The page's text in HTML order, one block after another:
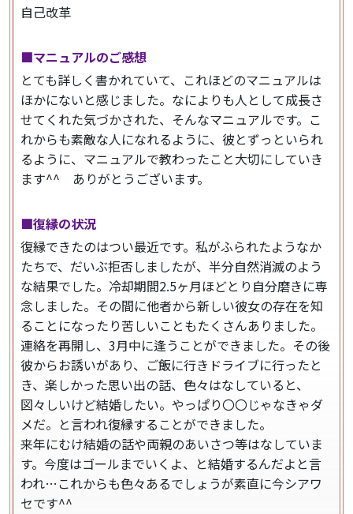
自己改革
■マニュアルのご感想
とても詳しく書かれていて、これほどのマニュアルは
ほかにないと感じました。なによりも人として成長さ
せてくれた気づかされた、そんなマニュアルです。こ
れからも素敵な人になれるように、彼とずっといられ
るように、マニュアルで教わったこと大切にしていき
ます^^ ありがとうございます。
■復縁の状況
復縁できたのはつい最近です。私がふられたようなか
たちで、だいぶ拒否しましたが、半分自然消滅のよう
な結果でした。冷却期間2.5ヶ月ほどとり自分磨きに専
念しました。その間に他者から新しい彼女の存在を知
ることになったり苦しいこともたくさんありました。
連絡を再開し、3月中に逢うことができました。その後
彼からお誘いがあり、ご飯に行きドライブに行ったと
き、楽しかった思い出の話、色々はなしていると、
図々しいけど結婚したい。やっぱり〇〇じゃなきゃダ
メだ。と言われ復縁することができました。
来年にむけ結婚の話や両親のあいさつ等はなしていま
す。今度はゴールまでいくよ、と結婚するんだよと言
われ…これからも色々あるでしょうが素直に今シアワ
セです^^